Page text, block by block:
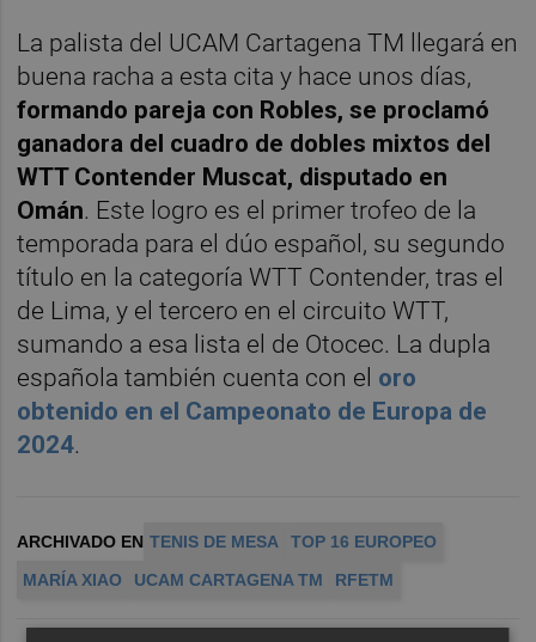
La palista del UCAM Cartagena TM llegará en
buena racha a esta cita y hace unos días,
formando pareja con Robles, se proclamó
ganadora del cuadro de dobles mixtos del
WTT Contender Muscat, disputado en
Omán. Este logro es el primer trofeo de la
temporada para el dúo español, su segundo
título en la categoría WTT Contender, tras el
de Lima, y el tercero en el circuito WTT,
sumando a esa lista el de Otocec. La dupla
española también cuenta con el oro
obtenido en el Campeonato de Europa de
2024.
ARCHIVADO EN TENIS DE MESA
TOP 16 EUROPEO
MARÍA XIAO
UCAM CARTAGENA TM RFETM